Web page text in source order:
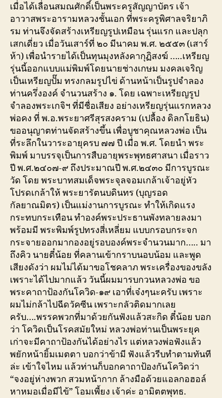
เมื่อได้เลื่อนสมณศักดิ์เป็นพระครูสัญญาบัตร เจ้า
อาวาสพระอารามหลวงชั้นเอก ที่พระครูพิศาลจริยาภิ
รม ท่านจึงจัดสร้างเหรียญรูปเหมือน รุ่นแรก และปลุก
เสกเดี่ยว เมื่อวันเสาร์ที่ ๒๐ มีนาคม พ.ศ. ๒๕๕๓ (เสาร์
ห้า) เพื่อนำรายได้เป็นทุนมุงหลังคากุฏิสงฆ์ …..เหรียญ
รุ่นนี้ออกแบบแม่พิมพ์โดยนายช่างเกษม มงคลเจริญ
เป็นเหรียญปั๊ม ทรงกลมรูปไข่ ด้านหน้าเป็นรูปจำลอง
ท่านครึ่งองค์ จำนวนสร้าง ๑. โดย เฉพาะเหรียญรูป
จำลองพระเกจิฯ ที่มีชื่อเสียง อย่างเหรียญรุ่นแรกหลวง
พ่อคง ที่ พ.อ.พระยาศรีสุรสงคราม (เปลื้อง ดิลกโยธิน)
ขออนุญาตท่านจัดสร้างขึ้น เพื่อบูชาคุณหลวงพ่อ เป็น
ที่ระลึกในวาระอายุครบ ๗๗ ปี เมื่อ พ.ศ. โดยนำ พระ
พิมพ์ มาบรรจุเป็นการสืบอายุพระพุทธศาสนา เมื่อราว
ปี พ.ศ.๒๔๐๗-๙ ถึงประมาณปี พ.ศ.๒๔๓๐ มีการบูรณะ
วัด โดย พระบาทสมเด็จพระจุลจอมเกล้าเจ้าอยู่หัว
โปรดเกล้าให้ พระยารัตนบดินทร (บุญรอด
กัลยาณมิตร) เป็นแม่งานการบูรณะ ทำให้เกิดแรง
กระทบกระเทือน ทำองค์พระประธานพังทลายลงมา
พร้อมมี พระพิมพ์รูปทรงสี่เหลี่ยม แบบกรอบกระจก
กระจายออกมากองอยู่รอบองค์พระจำนวนมาก….. มา
ถึงคิว นายตี๋น้อย ที่คลานเข้ากราบนอบน้อม และพูด
เสียงดังว่า ผมไม่ได้มาขอโชคลาภ พระเครื่องของขลัง
เพราะได้ไปมากแล้ว วันนี้ผมมารบกวนหลวงพ่อ ขอ
พระคาถาป้องกันโควิด-๑๙ เอาที่เจ๋งๆนะครับ เพราะ
ผมไม่กล้าไปฉีดวัคซีน เพราะกลัวติดมากเลย
ครับ….พรรคพวกที่มาด้วยกันฟังแล้วสะกิด ตี๋น้อย บอก
ว่า โควิดเป็นโรคสมัยใหม่ หลวงพ่อท่านเป็นพระยุค
เก่าจะมีคาถาป้องกันได้อย่างไร แต่หลวงพ่อฟังแล้ว
พยักหน้ายิ้มเมตตา บอกว่าข้ามี ฟังแล้วรีบทำตามทันที
ล่ะ เข้าใจไหม แล้วท่านก็บอกคาถาป้องกันโควิดว่า
“จงอยู่ห่างพวก สวมหน้ากาก ล้างมือด้วยแอลกอฮอล์
หาหมอเมื่อมีไข้” โอมเพี้ยง เจ้าค่ะ อามิตตพุทธ.